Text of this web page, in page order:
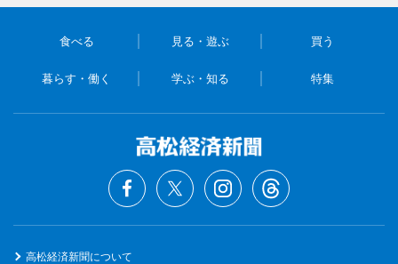
食べる 見る・遊ぶ 買う
暮らす・働く 学ぶ・知る 特集
高松経済新聞について